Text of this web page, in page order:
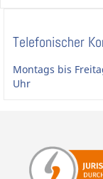
Telefonischer
Montags bis
Uhr